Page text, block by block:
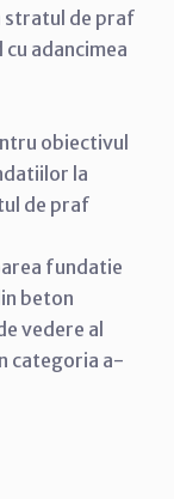
stratul de praf
adancimea
obiectivul
la
de praf
fundatie
beton
vedere al
categoria a-